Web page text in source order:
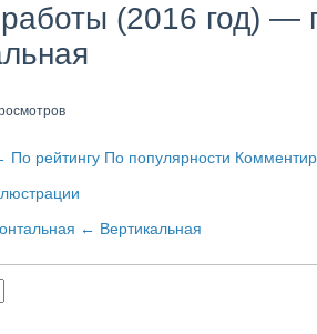
(2016 год) —
По рейтингу По популярности
← Вертикальная